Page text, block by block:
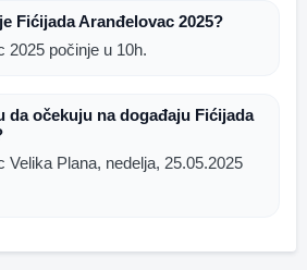
Fićijada Aranđelovac 2025?
2025 počinje u 10h.
da očekuju na događaju Fićijada
Velika Plana, nedelja, 25.05.2025